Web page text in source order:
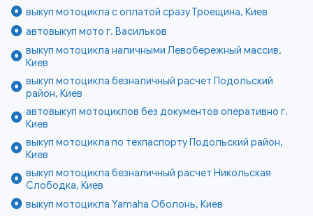
выкуп мотоцикла с оплатой сразу Троещина, Киев
автовыкуп мото г. Васильков
выкуп мотоцикла наличными Левобережный массив,
Киев
выкуп мотоцикла безналичный расчет Подольский
район, Киев
автовыкуп мотоциклов без документов оперативно г.
Киев
выкуп мотоцикла по техпаспорту Подольский район,
Киев
выкуп мотоцикла безналичный расчет Никольская
Слободка, Киев
выкуп мотоцикла Yamaha Оболонь, Киев